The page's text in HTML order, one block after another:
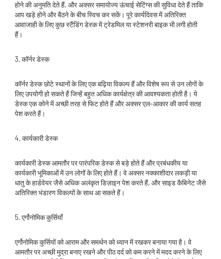
होने की अनुमति देते हैं, और अक्सर समायोज्य ऊंचाई सेटिंग्स की सुविधा देते हैं ताकि
आप खड़े होने और बैठने के बीच स्विच कर सकें। पूरे कार्यदिवस में अतिरिक्त
आवाजाही के लिए कुछ स्टैंडिंग डेस्क में ट्रेडमिल या स्टेशनरी बाइक भी लगी होती
हैं।
3. कॉर्नर डेस्क
कॉर्नर डेस्क छोटे स्थानों के लिए एक बढ़िया विकल्प हैं और विशेष रूप से उन लोगों के
लिए उपयोगी हो सकते हैं जिन्हें बहुत अधिक कार्यक्षेत्र की आवश्यकता होती है। ये
डेस्क एक कोने में अच्छी तरह से फिट होते हैं और अक्सर एल-आकार की कार्य सतह
पेश करते हैं।
4. कार्यकारी डेस्क
कार्यकारी डेस्क आमतौर पर पारंपरिक डेस्क से बड़े होते हैं और प्रबंधकीय या
कार्यकारी भूमिकाओं में उन लोगों के लिए होते हैं। वे अक्सर नक्काशीदार लकड़ी या
धातु के हार्डवेयर जैसे अधिक अलंकृत डिज़ाइन पेश करते हैं, और साइड कैबिनेट जैसे
अतिरिक्त भंडारण विकल्पों के साथ आ सकते हैं।
5. एर्गोनोमिक कुर्सियाँ
एर्गोनोमिक कुर्सियों को आराम और समर्थन को ध्यान में रखकर बनाया गया है। वे
आमतौर पर अच्छी मुद्रा बनाए रखने और पीठ दर्द को कम करने में मदद करने के लिए